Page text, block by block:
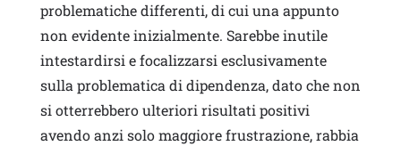
problematiche differenti, di cui una appunto
non evidente inizialmente. Sarebbe inutile
intestardirsi e focalizzarsi esclusivamente
sulla problematica di dipendenza, dato che non
si otterrebbero ulteriori risultati positivi
avendo anzi solo maggiore frustrazione, rabbia